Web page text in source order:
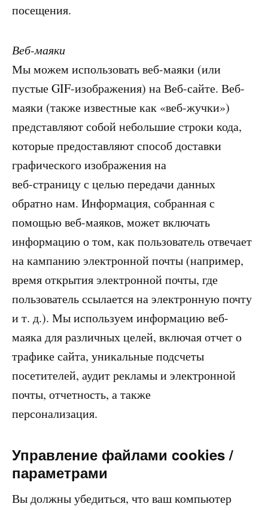
посещения.
Веб-маяки
Мы можем использовать веб-маяки (или
пустые GIF-изображения) на Веб-сайте. Веб-
маяки (также известные как «веб-жучки»)
представляют собой небольшие строки кода,
которые предоставляют способ доставки
графического изображения на
веб-страницу с целью передачи данных
обратно нам. Информация, собранная с
помощью веб-маяков, может включать
информацию о том, как пользователь отвечает
на кампанию электронной почты (например,
время открытия электронной почты, где
пользователь ссылается на электронную почту
и т. д.). Мы используем информацию веб-
маяка для различных целей, включая отчет о
трафике сайта, уникальные подсчеты
посетителей, аудит рекламы и электронной
почты, отчетность, а также
персонализация.
Управление файлами cookies /
параметрами
Вы должны убедиться, что ваш компьютер